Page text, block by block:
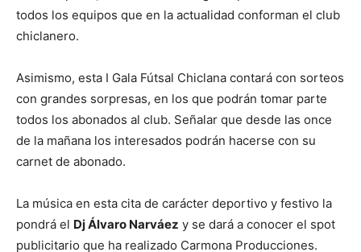
todos los equipos que en la actualidad conforman el club
chiclanero.
Asimismo, esta I Gala Fútsal Chiclana contará con sorteos
con grandes sorpresas, en los que podrán tomar parte
todos los abonados al club. Señalar que desde las once
de la mañana los interesados podrán hacerse con su
carnet de abonado.
La música en esta cita de carácter deportivo y festivo la
pondrá el Dj Álvaro Narváez y se dará a conocer el spot
publicitario que ha realizado Carmona Producciones.